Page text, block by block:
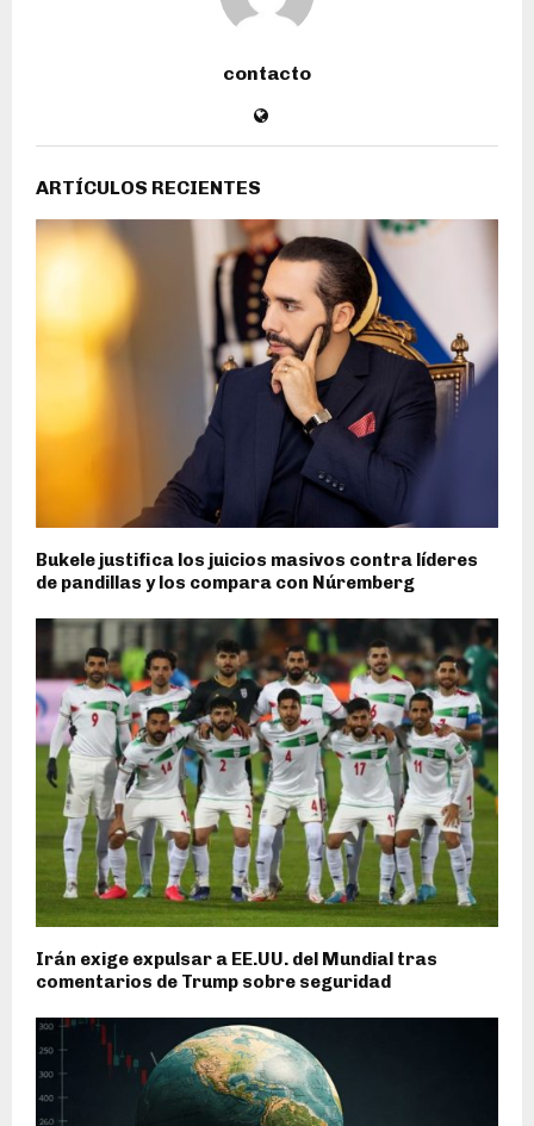
contacto
ARTÍCULOS RECIENTES
Bukele justifica los juicios masivos contra líderes
de pandillas y los compara con Núremberg
Irán exige expulsar a EE.UU. del Mundial tras
comentarios de Trump sobre seguridad